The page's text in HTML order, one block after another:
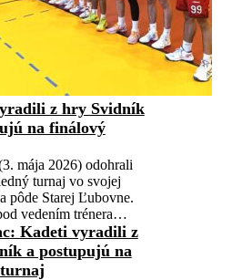
z hry Svidník
na finálový
mája 2026) odohrali
turnaj vo svojej
pôde Starej Ľubovne.
vedením trénera…
: Kadeti vyradili z
a postupujú na